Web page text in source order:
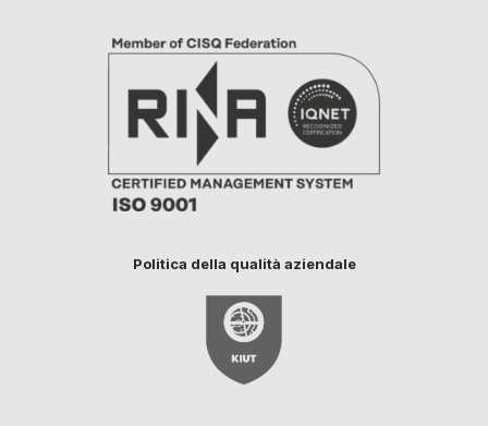
Politica della qualità aziendale